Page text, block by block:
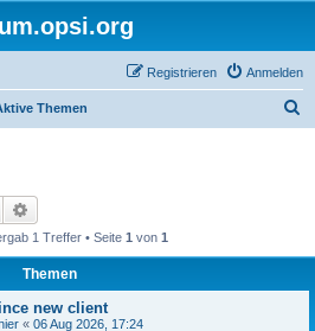
Anmelden
Registrieren
Themen
Suche
1 Treffer • Seite 1 von 1
Themen
new client
« 06 Aug 2026, 17:24